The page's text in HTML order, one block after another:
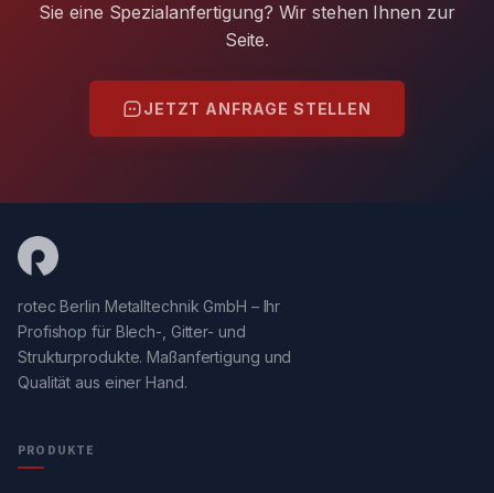
Sie eine Spezialanfertigung? Wir stehen Ihnen zur
Seite.
JETZT ANFRAGE STELLEN
rotec Berlin Metalltechnik GmbH – Ihr
Profishop für Blech-, Gitter- und
Strukturprodukte. Maßanfertigung und
Qualität aus einer Hand.
PRODUKTE